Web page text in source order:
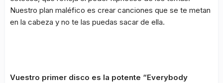
Nuestro plan maléfico es crear canciones que se te metan
en la cabeza y no te las puedas sacar de ella.
Vuestro primer disco es la potente “Everybody